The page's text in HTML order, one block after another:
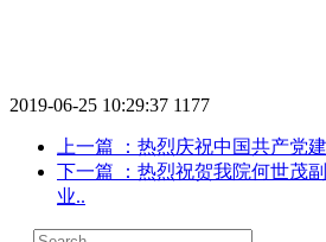
2019-06-25 10:29:37 1177
上一篇
：热烈庆祝中国共产党
下一篇
：热烈祝贺我院何世茂
业..